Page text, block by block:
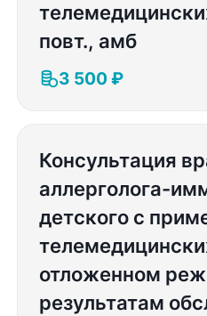
повт., амб
3 500 ₽
Консультация
аллерголога-
детского с
отложенном
результатам